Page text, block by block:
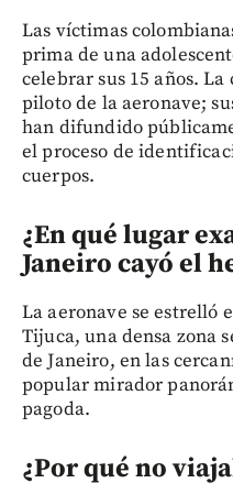
Las víctimas
prima de una
celebrar sus 15 años.
piloto de la aeronave;
han difundido
el proceso de
cuerpos.
¿En qué lugar
Janeiro cayó el
La aeronave se estrelló
Tijuca, una densa zona
de Janeiro, en las
popular mirador
pagoda.
¿Por qué no